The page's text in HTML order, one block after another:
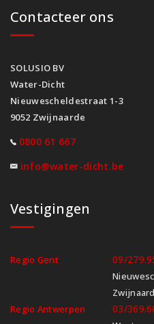
Contacteer ons
SOLUSIO BV
Water-Dicht
Nieuwescheldestraat 1-3
9052 Zwijnaarde
0800 61 667
info@water-dicht.be
Vestigingen
Regio Gent 09/
Regio Antwerpen
03/